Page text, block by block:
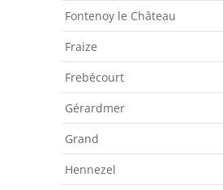
Fontenoy le Château
Fraize
Frebécourt
Gérardmer
Grand
Hennezel